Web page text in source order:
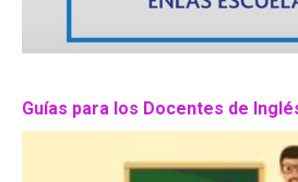
Guías para los Docentes de